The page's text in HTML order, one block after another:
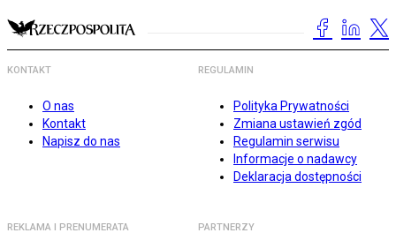
KONTAKT
O nas
Kontakt
Napisz do nas
REGULAMIN
Polityka Prywatności
Zmiana ustawień zgód
Regulamin serwisu
Informacje o nadawcy
Deklaracja dostępności
REKLAMA I PRENUMERATA PARTNERZY